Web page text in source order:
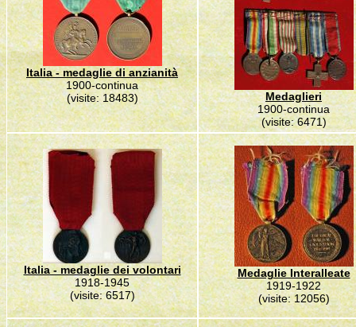
Italia - medaglie di anzianità
1900-continua
(visite: 18483)
Medaglieri
1900-continua
(visite: 6471)
Italia - medaglie dei volontari
1918-1945
(visite: 6517)
Medaglie Interalleate
1919-1922
(visite: 12056)